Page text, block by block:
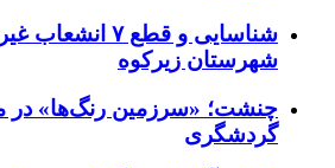
شناسایی و قطع ۷
شهرستان زیرکوه
چنشت؛ «سرزمین رنگ‌ها» در
گردشگری